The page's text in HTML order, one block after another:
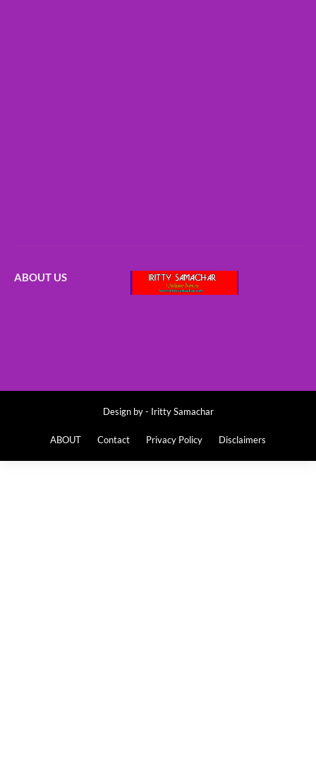
ABOUT US
Design by - Iritty Samachar
ABOUT Contact Privacy Policy Disclaimers